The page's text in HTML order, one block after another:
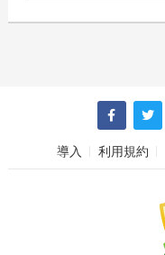
導入 利用規約